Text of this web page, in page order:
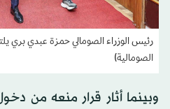
رئيس الوزراء الصومالي حمزة عبدي بري
الصومالية)
وبينما أثار قرار منعه من